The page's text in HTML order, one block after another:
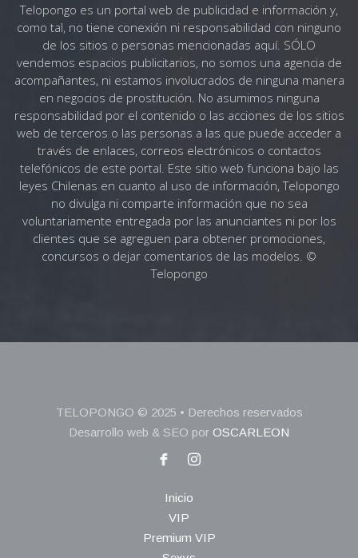
Telopongo es un portal web de publicidad e información y,
como tal, no tiene conexión ni responsabilidad con ninguno
de los sitios o personas mencionadas aquí. SÓLO
vendemos espacios publicitarios, no somos una agencia de
acompañantes, ni estamos involucrados de ninguna manera
en negocios de prostitución. No asumimos ninguna
responsabilidad por el contenido o las acciones de los sitios
web de terceros o las personas a las que puede acceder a
través de enlaces, correos electrónicos o contactos
telefónicos de este portal. Este sitio web funciona bajo las
leyes Chilenas en cuanto al uso de información, Telopongo
no divulga ni comparte información que no sea
voluntariamente entregada por las anunciantes ni por los
clientes que se agreguen para obtener promociones,
concursos o dejar comentarios de las modelos. ©
Telopongo
TELOPONGO © 2025 • Derechos reservados
Desarrollo web & SEO por OSCARLEON
Inicio
VIP
Premium VIP